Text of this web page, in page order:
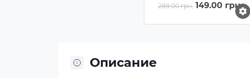
289.00 грн. 149.00 грн.
Описание